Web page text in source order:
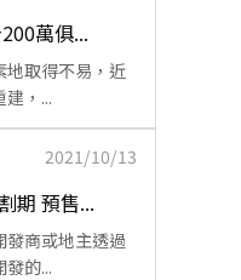
萬俱...
地取得不易，近
，...
2021/10/13
期 預售...
發商或地主透過
的...